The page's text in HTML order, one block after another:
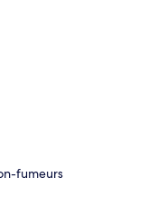
métro de Byparken, à
fumeurs